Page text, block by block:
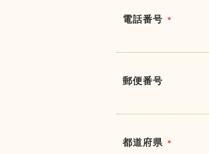
電話番号 ＊
郵便番号
都道府県 ＊